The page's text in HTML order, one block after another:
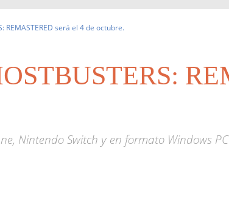
REMASTERED será el 4 de octubre.
Nintendo Switch y en formato Windows